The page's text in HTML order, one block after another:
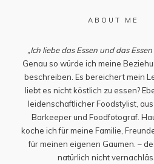
ABOUT ME
„Ich liebe das Essen und das
Genau so würde ich meine
beschreiben. Es bereichert mein
liebt es nicht köstlich zu essen?
leidenschaftlicher Foodstylist,
Barkeeper und Foodfotograf.
koche ich für meine Familie,
für meinen eigenen Gaumen. –
natürlich nicht